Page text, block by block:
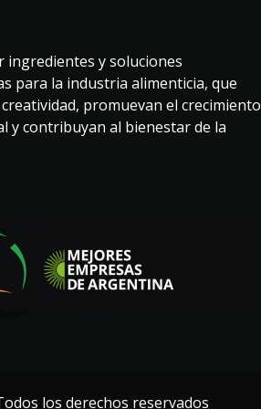
ingredientes y soluciones
para la industria alimenticia, que
promuevan el crecimiento
y contribuyan al bienestar de la
los derechos reservados